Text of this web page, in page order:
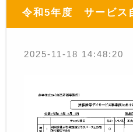
令和5年度 サービス
2025-11-18 14:48:20